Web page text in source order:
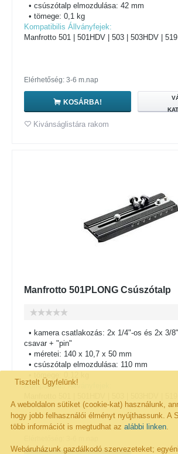
Tisztelt Ügyfelünk!
A weboldalon sütiket (cookie-kat) használunk,
hogy jobb felhasználói élményt nyújthassunk. A
több információt is megtudhat az alábbi linken
Webáruházunk gazdálkodó szervezeteket;
• csúszótalp elmozdulása: 42 mm
• tömege: 0,1 kg
Kompatibilis Állványfejek:
Manfrotto 501 | 501HDV | 503 | 503HDV | 519
Elérhetőség: 3-6 m.nap
KOSÁRBA!
Kivánságlistára rakom
Manfrotto 501PLONG Csúszótalp
• kamera csatlakozás: 2x 1/4"-os és 2x 3/
csavar + "pin"
• méretei: 140 x 10,7 x 50 mm
• csúszótalp elmozdulása: 110 mm
Kompatibilis Állványfejek: